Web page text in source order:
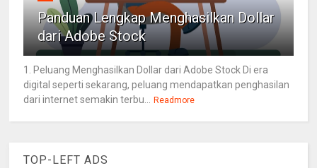
Panduan Lengkap Menghasilkan Dollar
dari Adobe Stock
1. Peluang Menghasilkan Dollar dari Adobe Stock Di era
digital seperti sekarang, peluang mendapatkan penghasilan
dari internet semakin terbu... Readmore
TOP-LEFT ADS